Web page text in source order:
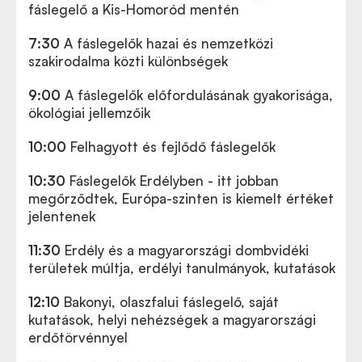
fáslegelő a Kis-Homoród mentén
7:30 A fáslegelők hazai és nemzetközi
szakirodalma közti különbségek
9:00 A fáslegelők előfordulásának gyakorisága,
ökológiai jellemzőik
10:00 Felhagyott és fejlődő fáslegelők
10:30 Fáslegelők Erdélyben - itt jobban
megőrződtek, Európa-szinten is kiemelt értéket
jelentenek
11:30 Erdély és a magyarországi dombvidéki
területek múltja, erdélyi tanulmányok, kutatások
12:10 Bakonyi, olaszfalui fáslegelő, saját
kutatások, helyi nehézségek a magyarországi
erdőtörvénnyel